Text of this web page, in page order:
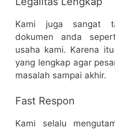
Kami juga sangat
dokumen anda
usaha kami. Karena
yang lengkap agar
masalah sampai akhir.
Fast Respon
Kami selalu